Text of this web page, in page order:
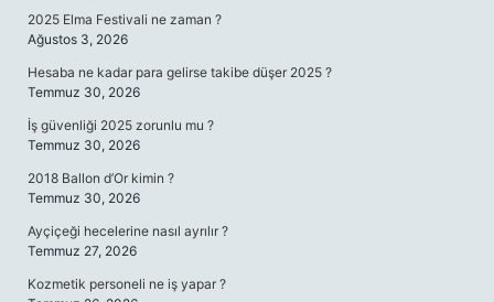
2025 Elma Festivali ne zaman ?
Ağustos 3, 2026
Hesaba ne kadar para gelirse takibe düşer 2025 ?
Temmuz 30, 2026
İş güvenliği 2025 zorunlu mu ?
Temmuz 30, 2026
2018 Ballon d’Or kimin ?
Temmuz 30, 2026
Ayçiçeği hecelerine nasıl ayrılır ?
Temmuz 27, 2026
Kozmetik personeli ne iş yapar ?